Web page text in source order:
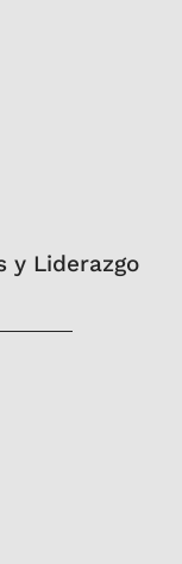
y Liderazgo